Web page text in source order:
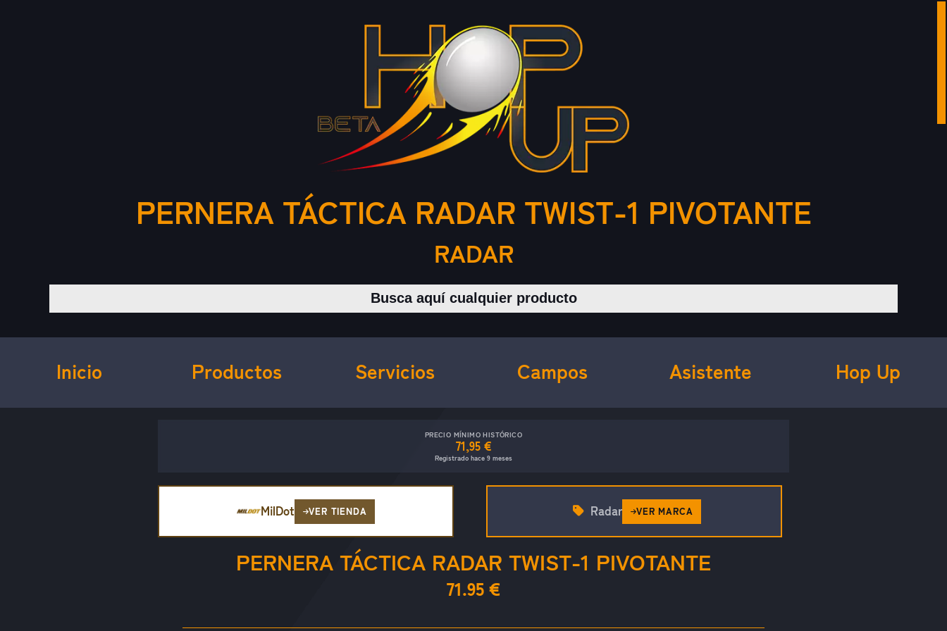
PERNERA TÁCTICA RADAR TWIST-1 PIVOTANTE
RADAR
Buscar productos
Inicio Productos Servicios Campos Asistente Hop Up
PRECIO MÍNIMO HISTÓRICO
71,95 €
Registrado hace 9 meses
MilDot VER TIENDA
PERNERA TÁCTICA RADAR TWIST-1 PIVOTANTE
71.95 €
Radar VER MARCA